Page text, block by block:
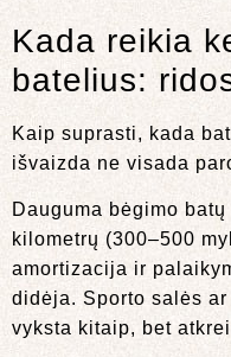
Kada reikia
batelius:
Kaip suprasti, kada
išvaizda ne visada
Dauguma bėgimo
kilometrų (300–500
amortizacija ir
didėja. Sporto salės
vyksta kitaip, bet